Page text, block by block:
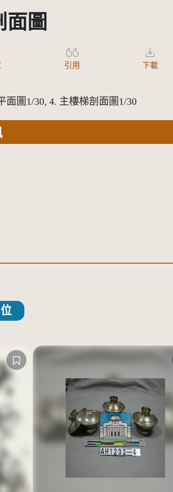
面圖
引用 下載
面圖1/30, 4. 主樓梯剖面圖1/30